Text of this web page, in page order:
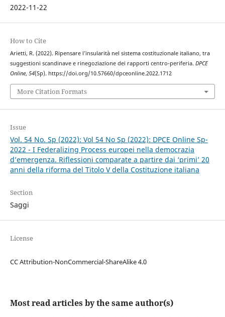
2022-11-22
How to Cite
Arietti, R. (2022). Ripensare l’insularità nel sistema costituzionale italiano, tra
suggestioni scandinave e rinegoziazione dei rapporti centro-periferia. DPCE
Online, 54(Sp). https://doi.org/10.57660/dpceonline.2022.1712
More Citation Formats
Issue
Vol. 54 No. Sp (2022): Vol 54 No Sp (2022): DPCE Online Sp-
2022 - I Federalizing Process europei nella democrazia
d’emergenza. Riflessioni comparate a partire dai ‘primi’ 20
anni della riforma del Titolo V della Costituzione italiana
Section
Saggi
License
CC Attribution-NonCommercial-ShareAlike 4.0
Most read articles by the same author(s)